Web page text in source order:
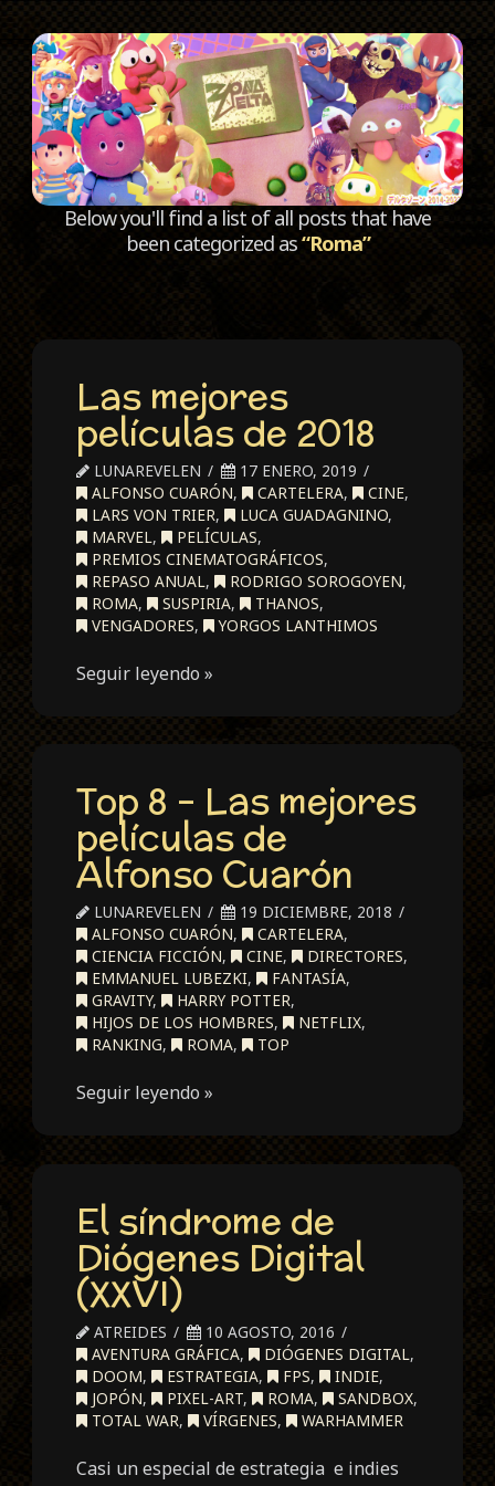
Below you'll find a list of all posts that have
been categorized as“Roma”
Las mejores
películas de 2018
LUNAREVELEN
17 ENERO, 2019
ALFONSO CUARÓN, CARTELERA, CINE,
LARS VON TRIER, LUCA GUADAGNINO,
MARVEL, PELÍCULAS,
PREMIOS CINEMATOGRÁFICOS,
REPASO ANUAL, RODRIGO SOROGOYEN,
ROMA, SUSPIRIA, THANOS,
VENGADORES, YORGOS LANTHIMOS
Seguir leyendo »
Top 8 – Las mejores
películas de
Alfonso Cuarón
LUNAREVELEN
19 DICIEMBRE, 2018
ALFONSO CUARÓN, CARTELERA,
CIENCIA FICCIÓN, CINE, DIRECTORES,
EMMANUEL LUBEZKI, FANTASÍA,
GRAVITY, HARRY POTTER,
HIJOS DE LOS HOMBRES, NETFLIX,
RANKING, ROMA, TOP
Seguir leyendo »
El síndrome de
Diógenes Digital
(XXVI)
ATREIDES
10 AGOSTO, 2016
AVENTURA GRÁFICA, DIÓGENES DIGITAL,
DOOM, ESTRATEGIA, FPS, INDIE,
JOPÓN, PIXEL-ART, ROMA, SANDBOX,
TOTAL WAR, VÍRGENES, WARHAMMER
Casi un especial de estrategia e indies